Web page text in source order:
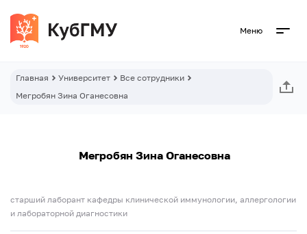
Меню
Главная Университет
Все сотрудники
Мегробян Зина Оганесовна
Мегробян Зина Оганесовна
старший лаборант кафедры клинической иммунологии, аллергологии
и лабораторной диагностики